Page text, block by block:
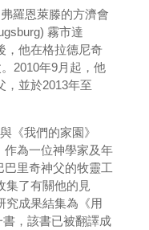
羅恩萊滕的方濟會
霧市達
，他在格拉德尼奇
2010年9月起，他
，並於2013年至
與《我們的家園》
作為一位神學家及年
巴里奇神父的牧靈工
集了有關他的見
究成果結集為《用
書，該書已被翻譯成